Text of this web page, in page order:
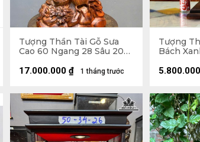
Tượng Thần Tài Gỗ Sưa
Cao 60 Ngang 28 Sâu 20
1 tháng trước
17.000.000 ₫
Tượng
Bách
Cao 10
5.800.000